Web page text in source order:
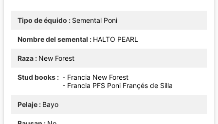
Tipo de équido Semental Poni
Nombre del semental HALTO PEARL
Raza New Forest
Stud books
- Francia New Forest
- Francia PFS Poni Françés de Silla
Pelaje Bayo